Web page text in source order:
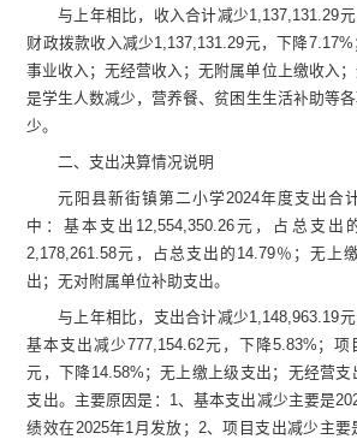
与上年相比， 收入合计减少1,137,131.29
财政拨款收入减少1,137,131.29元，下降7.17%
事业收入；无经营收入；无附属单位上缴收入；
是学生人数减少 ，营养餐、贫困生生活补助等
少。
二、支出决算情况说明
元阳县新街镇第二小学2024年度支出合
中：基本支出 12,554,350.26元 ，占总支出
2,178,261.58元 ，占总支出的 14.79％； 无 上
出；无对附属单位补助支出。
与上年相比，支出合计减少1,148,963.19
基本支出 减少777,154.62元，下降5.83% ；项
元，下降14.58% ；无上缴上级支出；无经营
支出。 主要原因是： 1、基本支出减少主要是
绩效在2025年1月发放 ； 2、项目支出减少主要